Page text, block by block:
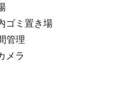
ゴミ置き場
管理
メラ